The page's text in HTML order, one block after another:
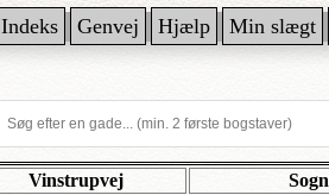
Indeks Genvej Hjælp Min slægt
Vinstrupvej Sogn